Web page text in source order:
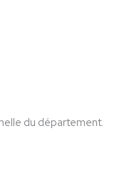
du département.